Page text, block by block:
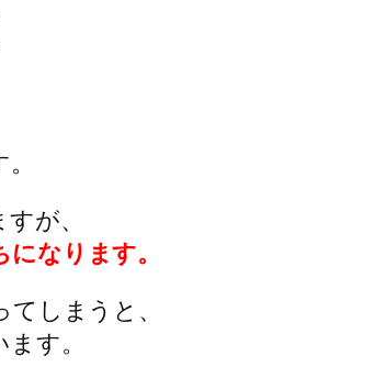
が、
なります。
しまうと、
す。